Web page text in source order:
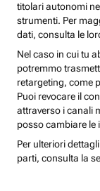
titolari autonomi
strumenti. Per
dati, consulta le
Nel caso in cui tu
potremmo
retargeting, come
Puoi revocare il
attraverso i canali
posso cambiare le
Per ulteriori
parti, consulta la